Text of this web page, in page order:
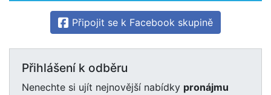
Připojit se k Facebook skupině
Přihlášení k odběru
Nenechte si ujít nejnovější nabídky pronájmu